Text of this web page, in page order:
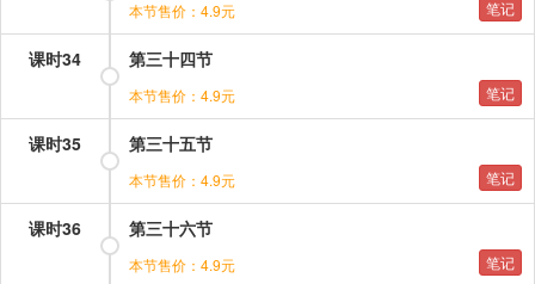
本节售价：4.9元 笔记
课时34 第三十四节
本节售价：4.9元 笔记
课时35 第三十五节
本节售价：4.9元 笔记
课时36 第三十六节
本节售价：4.9元 笔记